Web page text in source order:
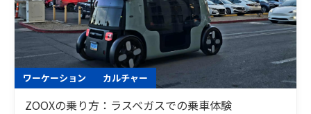
ワーケーション カルチャー
ZOOXの乗り方：ラスベガスでの乗車体験